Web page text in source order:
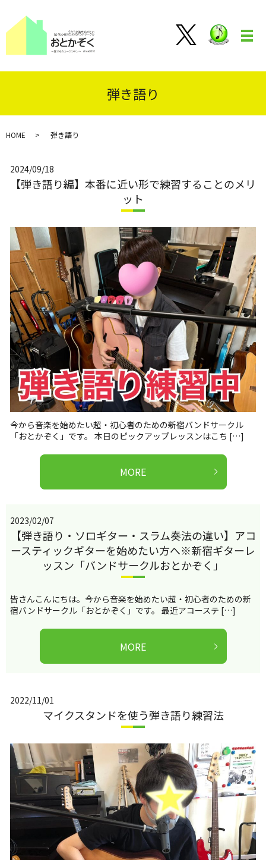
メ
弾き語り
HOME 弾き語り
2024/09/18
【弾き語り編】本番に近い形で練習することのメリ
ット
今から音楽を始めたい超・初心者のための新宿バンドサークル
「おとかぞく」です。 本日のピックアップレッスンはこち […]
MORE
2023/02/07
【弾き語り・ソロギター・スラム奏法の違い】アコ
ースティックギターを始めたい方へ※新宿ギターレ
ッスン「バンドサークルおとかぞく」
皆さんこんにちは。今から音楽を始めたい超・初心者のための新
宿バンドサークル「おとかぞく」です。 最近アコーステ […]
MORE
2022/11/01
マイクスタンドを使う弾き語り練習法